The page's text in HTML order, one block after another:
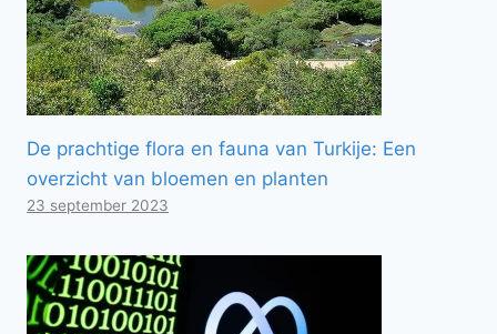
De prachtige flora en fauna van Turkije: Een
overzicht van bloemen en planten
23 september 2023